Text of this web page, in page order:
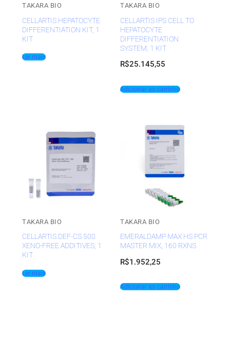
TAKARA BIO
CELLARTIS HEPATOCYTE
DIFFERENTIATION KIT, 1
KIT
Ler mais
TAKARA BIO
CELLARTIS IPS CELL TO
HEPATOCYTE
DIFFERENTIATION
SYSTEM, 1 KIT
R$25.145,55
Adicionar ao carrinho
TAKARA BIO
CELLARTIS DEF-CS 500
XENO-FREE ADDITIVES, 1
KIT
Ler mais
TAKARA BIO
EMERALDAMP MAX HS PCR
MASTER MIX, 160 RXNS
R$1.952,25
Adicionar ao carrinho